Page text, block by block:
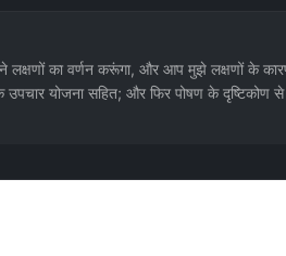
का वर्णन करूंगा, और आप मुझे लक्षणों के
उपचार योजना सहित; और फिर पोषण के